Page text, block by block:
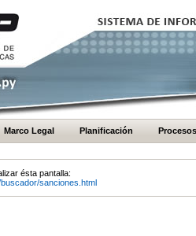
Marco Legal Planificación Procesos
ésta pantalla:
sanciones.html